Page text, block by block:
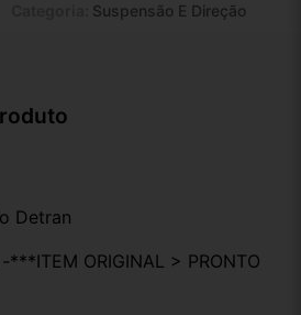
Suspensão E Direção
Detran
ORIGINAL > PRONTO